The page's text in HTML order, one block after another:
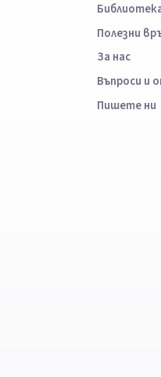
Полезни
За нас
Въпроси и
Пишете ни